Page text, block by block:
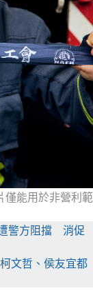
僅能用於非營利範
警方阻擋 消促
文哲、侯友宜都